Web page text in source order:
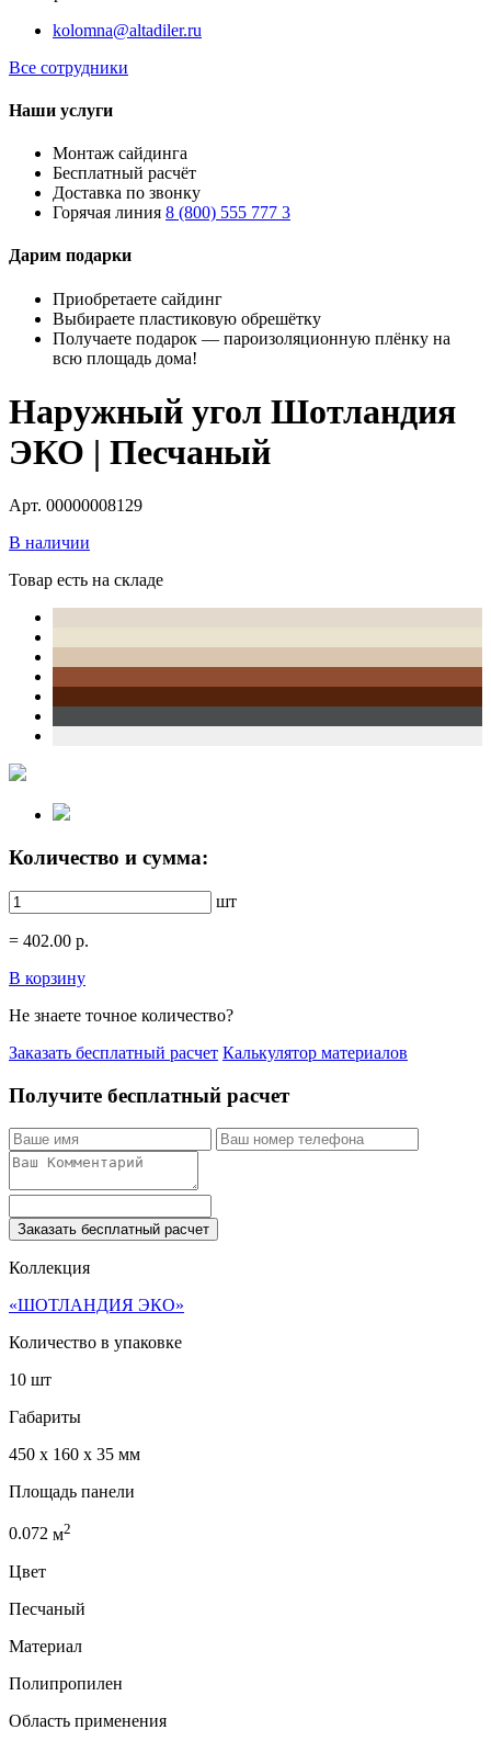
kolomna@altadiler.ru
Все сотрудники
Наши услуги
Монтаж сайдинга
Бесплатный расчёт
Доставка по звонку
Горячая линия 8 (800) 555 777 3
Дарим подарки
Приобретаете сайдинг
Выбираете пластиковую обрешётку
Получаете подарок — пароизоляционную плёнку на
всю площадь дома!
Наружный угол Шотландия
ЭКО | Песчаный
Арт. 00000008129
В наличии
Товар есть на складе
Количество и сумма:
шт
= 402.00 р.
В корзину
Не знаете точное количество?
Заказать бесплатный расчет Калькулятор материалов
Получите бесплатный расчет
Заказать бесплатный расчет
Коллекция
«ШОТЛАНДИЯ ЭКО»
Количество в упаковке
10 шт
Габариты
450 x 160 x 35 мм
Площадь панели
0.072 м2
Цвет
Песчаный
Материал
Полипропилен
Область применения